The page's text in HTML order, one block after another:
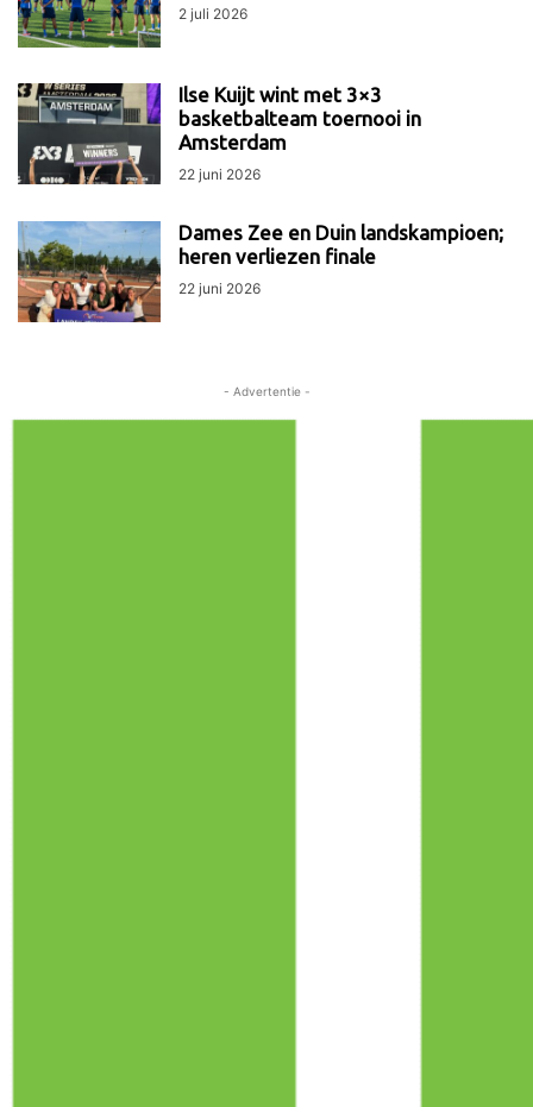
2 juli 2026
Ilse Kuijt wint met 3×3
basketbalteam toernooi in
Amsterdam
22 juni 2026
Dames Zee en Duin landskampioen;
heren verliezen finale
22 juni 2026
- Advertentie -